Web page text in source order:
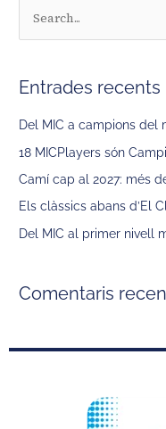
c
a
Entrades recents
Del MIC a campions del
18 MICPlayers són
Camí cap al 2027: més
Els clàssics abans d’El
Del MIC al primer nivell
Comentaris